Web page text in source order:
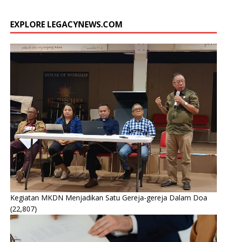
EXPLORE LEGACYNEWS.COM
Kegiatan MKDN Menjadikan Satu Gereja-gereja Dalam Doa
(22,807)